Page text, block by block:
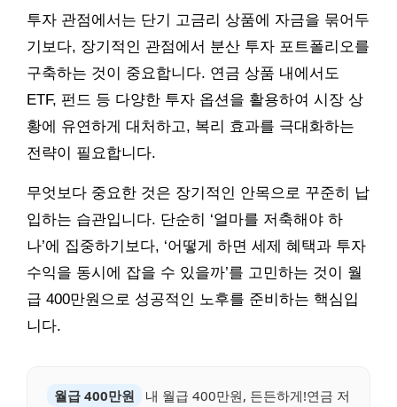
투자 관점에서는 단기 고금리 상품에 자금을 묶어두
기보다, 장기적인 관점에서 분산 투자 포트폴리오를
구축하는 것이 중요합니다. 연금 상품 내에서도
ETF, 펀드 등 다양한 투자 옵션을 활용하여 시장 상
황에 유연하게 대처하고, 복리 효과를 극대화하는
전략이 필요합니다.
무엇보다 중요한 것은 장기적인 안목으로 꾸준히 납
입하는 습관입니다. 단순히 ‘얼마를 저축해야 하
나’에 집중하기보다, ‘어떻게 하면 세제 혜택과 투자
수익을 동시에 잡을 수 있을까’를 고민하는 것이 월
급 400만원으로 성공적인 노후를 준비하는 핵심입
니다.
월급 400만원
내 월급 400만원, 든든하게!연금 저